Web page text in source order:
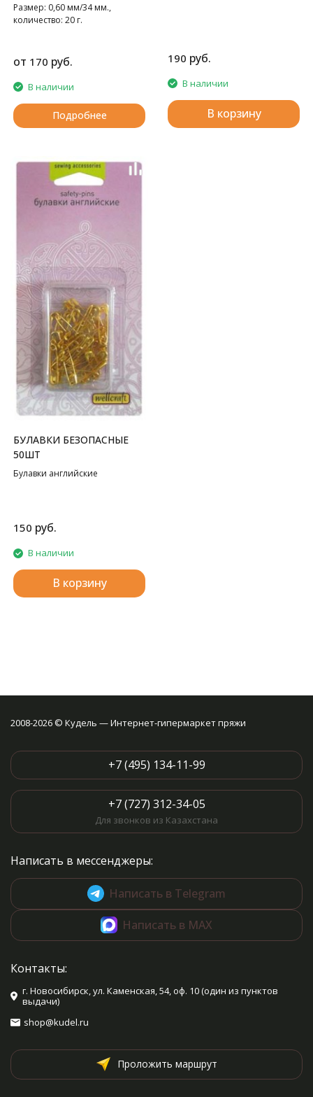
Размер: 0,60 мм/34 мм.,
количество: 20 г.
от 170 руб.
В наличии
Подробнее
190 руб.
В наличии
В корзину
БУЛАВКИ БЕЗОПАСНЫЕ
50ШТ
Булавки английские
150 руб.
В наличии
В корзину
2008-2026 © Кудель — Интернет-гипермаркет пряжи
+7 (495) 134-11-99
+7 (727) 312-34-05
Для звонков из Казахстана
Написать в мессенджеры:
Написать в Telegram
Написать в MAX
Контакты:
г. Новосибирск, ул. Каменская, 54, оф. 10 (один из пунктов
выдачи)
shop@kudel.ru
Проложить маршрут